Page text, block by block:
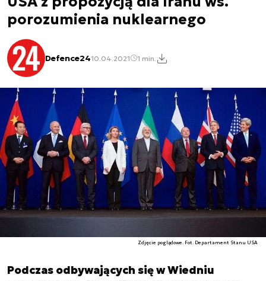
porozumienia nuklearnego
Defence2410.04.2021 1 min.
Zdjęcie poglądowe. Fot. Departament Stanu USA
Podczas odbywających się w Wiedniu